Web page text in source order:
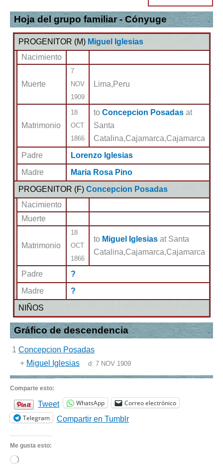
Hoja del grupo familiar - Cónyuge
PROGENITOR (M) Miguel Iglesias
Nacimiento
Muerte
7
NOV
1909
Lima,Peru
Matrimonio
18
OCT
1866
to Concepcion Posadas at
Santa
Catalina,Cajamarca,Cajamarca
Padre
Lorenzo Iglesias
Madre
Maria Rosa Pino
PROGENITOR (F) Concepcion Posadas
Nacimiento
Muerte
Matrimonio
18
OCT
1866
to Miguel Iglesias at Santa
Catalina,Cajamarca,Cajamarca
Padre
?
Madre
?
NIÑOS
Gráfico de descendencia
1 Concepcion Posadas
+ Miguel Iglesias d:7 NOV 1909
Comparte esto:
Tweet WhatsApp
Correo electrónico
Telegram
Compartir en Tumblr
Me gusta esto:
Cargando...